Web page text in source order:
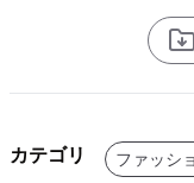
カテゴリ ファッシ